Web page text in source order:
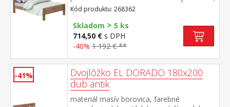
vlis drevenej štruktúry cena bez roštu a
matraca odporúčaný rozmer matraca 140 ×
200 cm a rošt R3 súčasť zostavy EL
DORADO
Kód produktu: 268362
Skladom > 5 ks
714,50 € s DPH
-40% 1 192 € **
-41%
Dvojlôžko EL DORADO 180x200
dub antik
materiál masív borovica, farebné